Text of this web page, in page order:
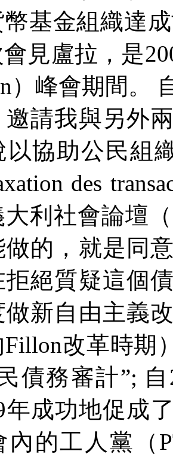
基金組織達
見盧拉，是
）峰會期間。
邀請我與另外
以協助公民組
des
利社會論壇（
的，就是同
絕質疑這個
新自由主義
Fillon改革時期
債務審計”; 自
年成功地促成
內的工人黨（